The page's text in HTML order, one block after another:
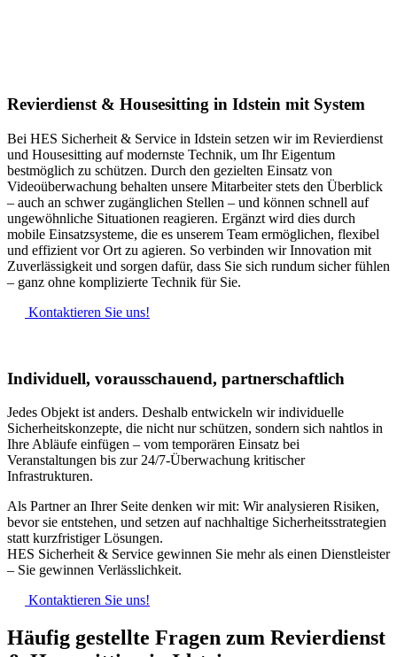
Revierdienst & Housesitting in Idstein mit System
Bei HES Sicherheit & Service in Idstein setzen wir im Revierdienst
und Housesitting auf modernste Technik, um Ihr Eigentum
bestmöglich zu schützen. Durch den gezielten Einsatz von
Videoüberwachung behalten unsere Mitarbeiter stets den Überblick
– auch an schwer zugänglichen Stellen – und können schnell auf
ungewöhnliche Situationen reagieren. Ergänzt wird dies durch
mobile Einsatzsysteme, die es unserem Team ermöglichen, flexibel
und effizient vor Ort zu agieren. So verbinden wir Innovation mit
Zuverlässigkeit und sorgen dafür, dass Sie sich rundum sicher fühlen
– ganz ohne komplizierte Technik für Sie.
Kontaktieren Sie uns!
Individuell, vorausschauend, partnerschaftlich
Jedes Objekt ist anders. Deshalb entwickeln wir individuelle
Sicherheitskonzepte, die nicht nur schützen, sondern sich nahtlos in
Ihre Abläufe einfügen – vom temporären Einsatz bei
Veranstaltungen bis zur 24/7-Überwachung kritischer
Infrastrukturen.
Als Partner an Ihrer Seite denken wir mit: Wir analysieren Risiken,
bevor sie entstehen, und setzen auf nachhaltige Sicherheitsstrategien
statt kurzfristiger Lösungen.
HES Sicherheit & Service gewinnen Sie mehr als einen Dienstleister
– Sie gewinnen Verlässlichkeit.
Kontaktieren Sie uns!
Häufig gestellte Fragen zum Revierdienst